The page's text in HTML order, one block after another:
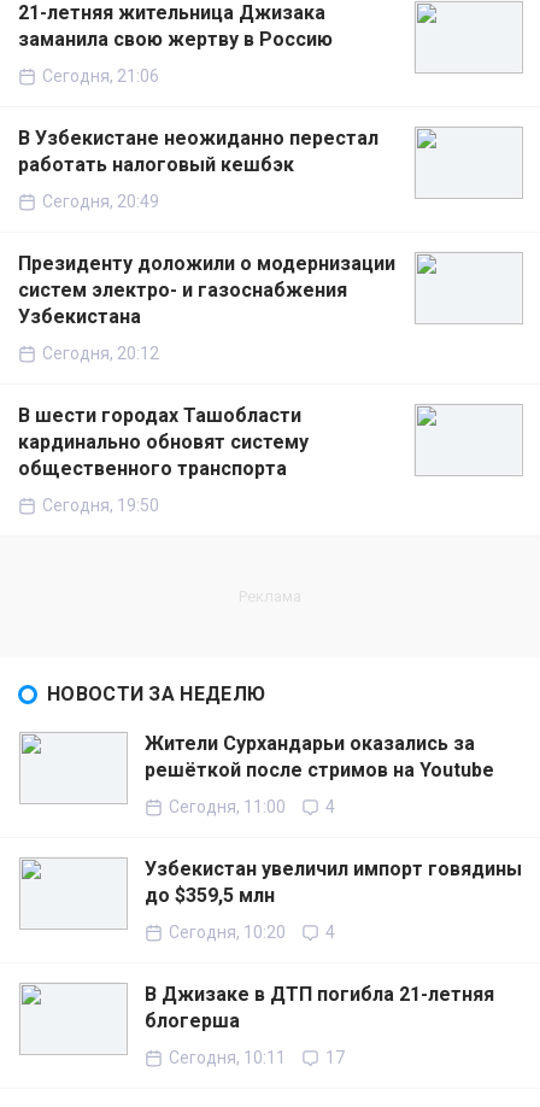
21-летняя жительница Джизака
заманила свою жертву в Россию
Сегодня, 21:06
В Узбекистане неожиданно перестал
работать налоговый кешбэк
Сегодня, 20:49
Президенту доложили о модернизации
систем электро- и газоснабжения
Узбекистана
Сегодня, 20:12
В шести городах Ташобласти
кардинально обновят систему
общественного транспорта
Сегодня, 19:50
НОВОСТИ ЗА НЕДЕЛЮ
Жители Сурхандарьи оказались за
решёткой после стримов на Youtube
Сегодня, 11:00 4
Узбекистан увеличил импорт говядины
до $359,5 млн
Сегодня, 10:20 4
В Джизаке в ДТП погибла 21-летняя
блогерша
Сегодня, 10:11 17